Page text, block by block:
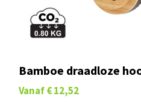
Bamboe draadloze
Vanaf € 12,52